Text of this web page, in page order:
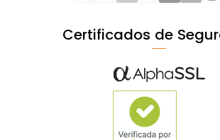
Certificados de